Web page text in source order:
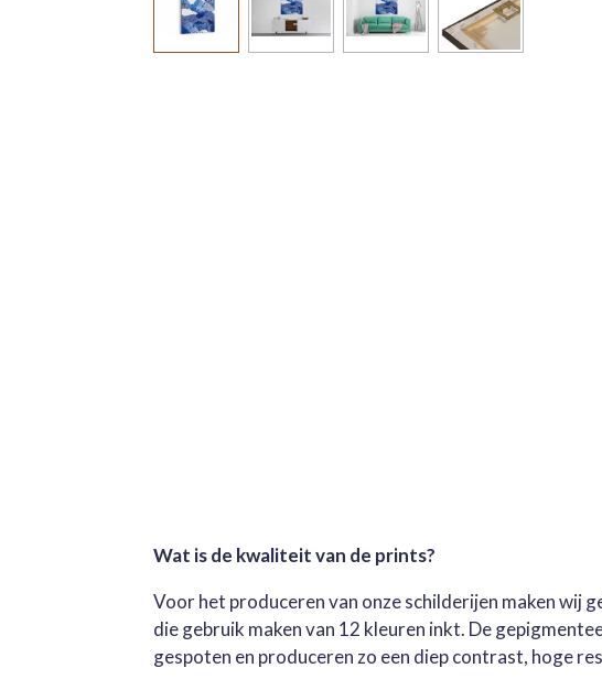
Wat is de kwaliteit van de prints?
Voor het produceren van onze schilderijen maken
die gebruik maken van 12 kleuren inkt. De
gespoten en produceren zo een diep contrast, hoge